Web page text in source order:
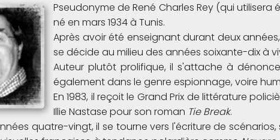
Pseudonyme de René Charles Rey (qui
né en mars 1934 à Tunis.
Après avoir été enseignant durant deux
se décide au milieu des années soixante-dix à
Auteur plutôt prolifique, il s'attache à
également dans le genre espionnage, voire
En 1983, il reçoit le Grand Prix de littérature
Illie Nastase pour son roman Tie Break.
quatre-vingt, il se tourne vers l'écriture de